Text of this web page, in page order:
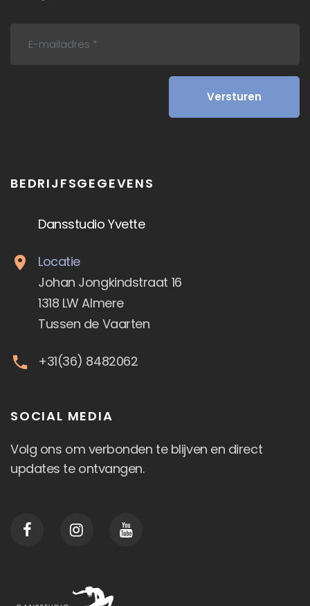
BEDRIJFSGEGEVENS
Dansstudio Yvette
Locatie
Johan Jongkindstraat 16
1318 LW Almere
Tussen de Vaarten
+31(36) 8482062
SOCIAL MEDIA
Volg ons om verbonden te blijven en direct
updates te ontvangen.